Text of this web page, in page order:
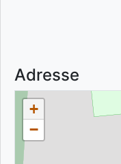
Adresse
+
−